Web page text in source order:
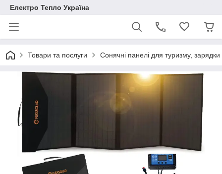
Електро Тепло Україна
Товари та послуги Сонячні панелі для туризму,